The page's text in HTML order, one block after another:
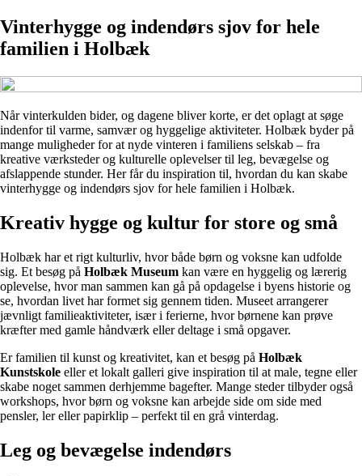
Vinterhygge og indendørs sjov for hele
familien i Holbæk
Når vinterkulden bider, og dagene bliver korte, er det oplagt at søge
indenfor til varme, samvær og hyggelige aktiviteter. Holbæk byder på
mange muligheder for at nyde vinteren i familiens selskab – fra
kreative værksteder og kulturelle oplevelser til leg, bevægelse og
afslappende stunder. Her får du inspiration til, hvordan du kan skabe
vinterhygge og indendørs sjov for hele familien i Holbæk.
Kreativ hygge og kultur for store og små
Holbæk har et rigt kulturliv, hvor både børn og voksne kan udfolde
sig. Et besøg på Holbæk Museum kan være en hyggelig og lærerig
oplevelse, hvor man sammen kan gå på opdagelse i byens historie og
se, hvordan livet har formet sig gennem tiden. Museet arrangerer
jævnligt familieaktiviteter, især i ferierne, hvor børnene kan prøve
kræfter med gamle håndværk eller deltage i små opgaver.
Er familien til kunst og kreativitet, kan et besøg på Holbæk
Kunstskole eller et lokalt galleri give inspiration til at male, tegne eller
skabe noget sammen derhjemme bagefter. Mange steder tilbyder også
workshops, hvor børn og voksne kan arbejde side om side med
pensler, ler eller papirklip – perfekt til en grå vinterdag.
Leg og bevægelse indendørs